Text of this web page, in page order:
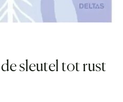
sleutel tot rust